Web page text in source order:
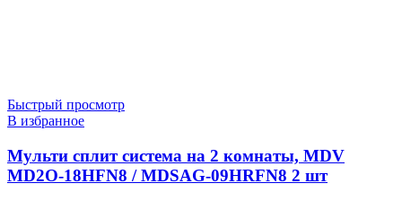
Быстрый просмотр
В избранное
Мульти сплит система на 2 комнаты, MDV
MD2O-18HFN8 / MDSAG-09HRFN8 2 шт